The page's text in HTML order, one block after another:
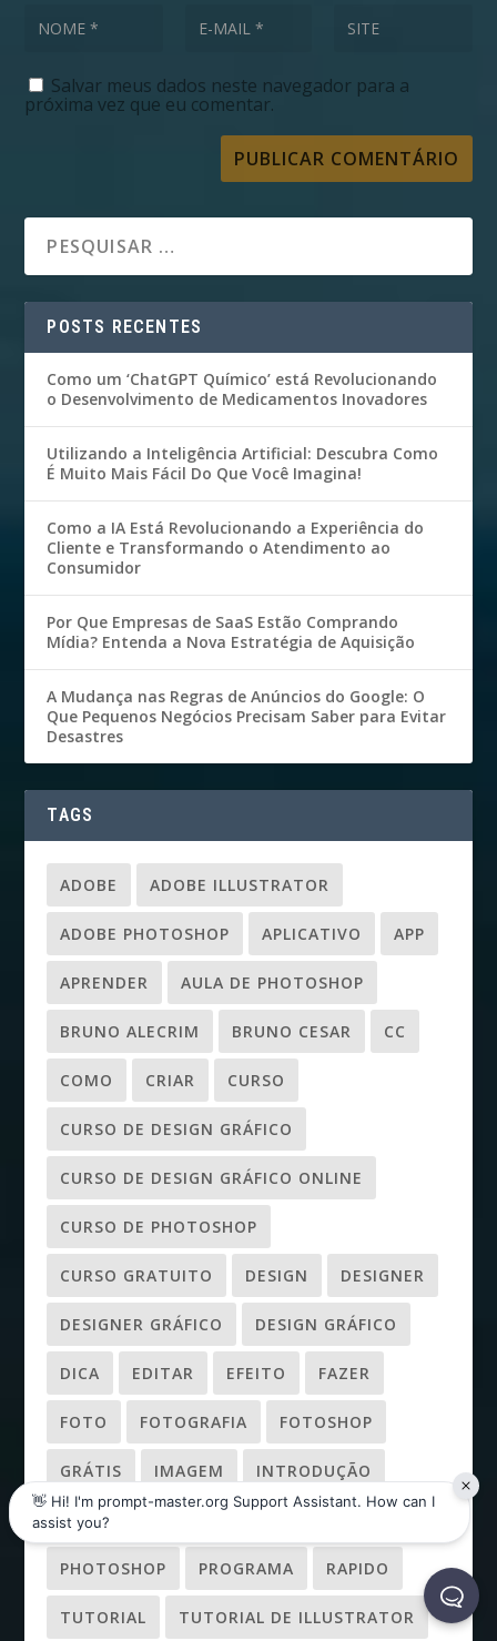
Salvar meus dados neste navegador para a
próxima vez que eu comentar.
POSTS RECENTES
Como um ‘ChatGPT Químico’ está Revolucionando
o Desenvolvimento de Medicamentos Inovadores
Utilizando a Inteligência Artificial: Descubra Como
É Muito Mais Fácil Do Que Você Imagina!
Como a IA Está Revolucionando a Experiência do
Cliente e Transformando o Atendimento ao
Consumidor
Por Que Empresas de SaaS Estão Comprando
Mídia? Entenda a Nova Estratégia de Aquisição
A Mudança nas Regras de Anúncios do Google: O
Que Pequenos Negócios Precisam Saber para Evitar
Desastres
TAGS
ADOBE ADOBE ILLUSTRATOR
ADOBE PHOTOSHOP APLICATIVO APP
APRENDER AULA DE PHOTOSHOP
BRUNO ALECRIM BRUNO CESAR CC
COMO CRIAR CURSO
CURSO DE DESIGN GRÁFICO
CURSO DE DESIGN GRÁFICO ONLINE
CURSO DE PHOTOSHOP
CURSO GRATUITO DESIGN DESIGNER
DESIGNER GRÁFICO DESIGN GRÁFICO
DICA EDITAR EFEITO FAZER
FOTO FOTOGRAFIA FOTOSHOP
GRÁTIS IMAGEM INTRODUÇÃO
MAIS
PHOTOSHOP PROGRAMA RAPIDO
TUTORIAL TUTORIAL DE ILLUSTRATOR